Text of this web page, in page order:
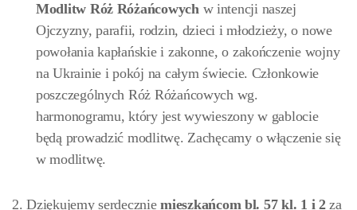
Modlitw Róż Różańcowychw intencji naszej
Ojczyzny, parafii, rodzin, dzieci i młodzieży, o nowe
powołania kapłańskie i zakonne, o zakończenie wojny
na Ukrainie i pokój na całym świecie. Członkowie
poszczególnych Róż Różańcowych wg.
harmonogramu, który jest wywieszony w gablocie
będą prowadzić modlitwę. Zachęcamy o włączenie się
w modlitwę.
2. Dziękujemy serdeczniemieszkańcom bl. 57 kl. 1 i 2za